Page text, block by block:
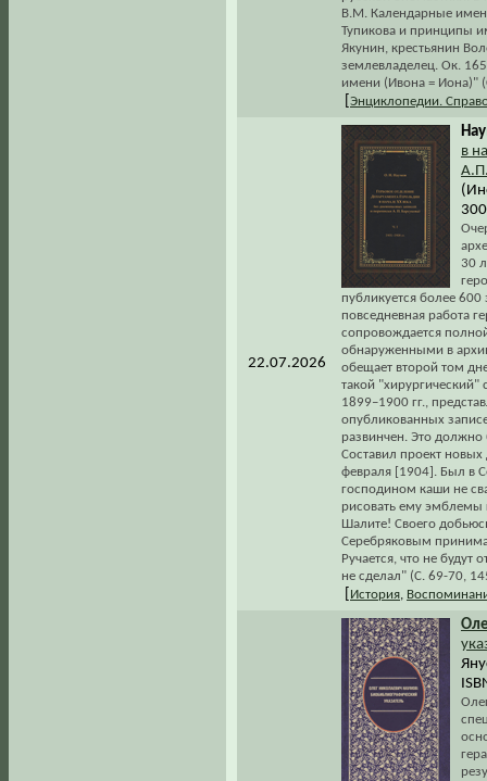
В.М. Календарные
Тупикова и принципы
Якунин, крестьянин
землевладелец. Ок.
имени (Ивона = Иона)"
Энциклопедии.
22.07.2026
в
30
публикуется более 600
повседневная работа
сопровождается
обнаруженными в
обещает второй том
такой "хирургический"
1899–1900 гг.,
опубликованных
развинчен. Это должно
Составил проект
февраля [1904]. Был в
господином каши не
рисовать ему эмблемы
Шалите! Своего
Серебряковым
Ручается, что не будут
не сделал" (С. 69-70,
История,